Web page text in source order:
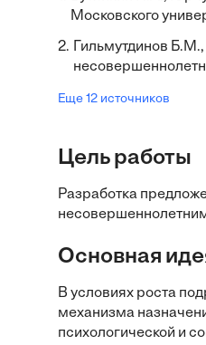
Московского
2.
Гильмутдинов
Еще 12 источников
Цель работы
Разработка
Основная
В условиях роста
механизма
психологической и